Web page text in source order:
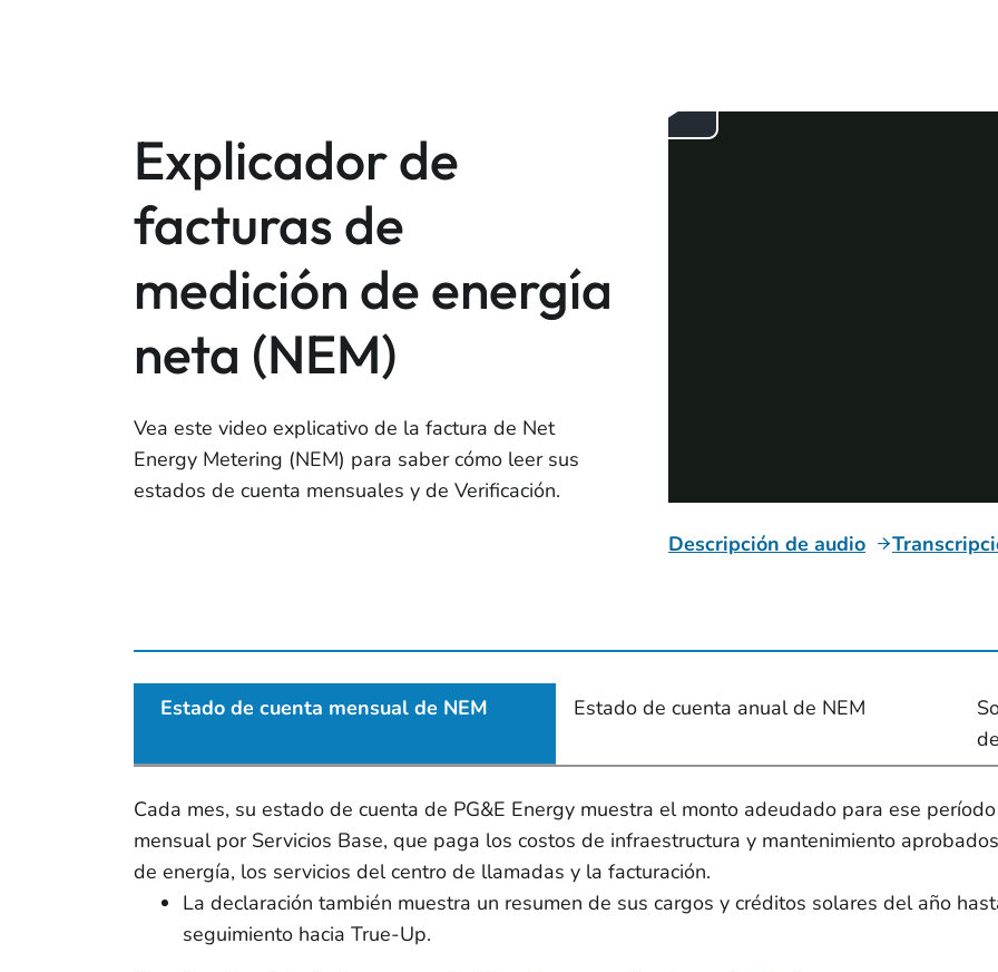
Descripción de audio
Explicador de
facturas de
medición de energía
neta (NEM)
Vea este video explicativo de la factura de Net
Energy Metering (NEM) para saber cómo leer sus
estados de cuenta mensuales y de Verificación.
Estado de cuenta mensual de NEM Estado de cuenta anual de NEM
Cada mes, su estado de cuenta de PG&E Energy muestra el monto adeudado para ese
mensual por Servicios Base, que paga los costos de infraestructura y mantenimiento
de energía, los servicios del centro de llamadas y la facturación.
La declaración también muestra un resumen de sus cargos y créditos solares del año
seguimiento hacia True-Up.